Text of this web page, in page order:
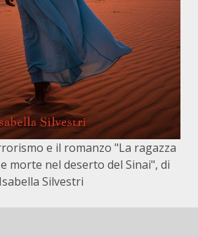
e il romanzo "La ragazza
morte nel deserto del Sinai", di
Isabella Silvestri